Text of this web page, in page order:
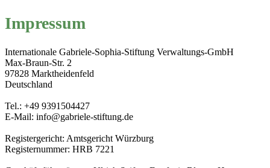
Impressum
Internationale Gabriele-Sophia-Stiftung Verwaltungs-GmbH
Max-Braun-Str. 2
97828 Marktheidenfeld
Deutschland
Tel.: +49 9391504427
E-Mail: info@gabriele-stiftung.de
Registergericht: Amtsgericht Würzburg
Registernummer: HRB 7221